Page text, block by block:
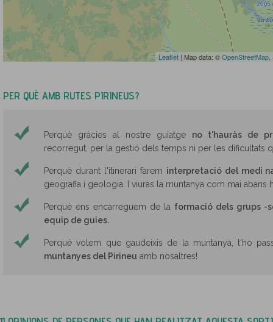
Leaflet | Map data: ©OpenStreetMap
PER QUÈ AMB RUTES PIRINEUS?
Perquè gràcies al nostre guiatge no t'hauràs de
recorregut, per la gestió dels temps ni per les dificultats
Perquè durant l'itinerari farem interpretació del medi
geografia i geologia. I viuràs la muntanya com mai abans
Perquè ens encarreguem de la formació dels grups -
equip de guies.
Perquè volem que gaudeixis de la muntanya, t'ho
muntanyes del Pirineu amb nosaltres!